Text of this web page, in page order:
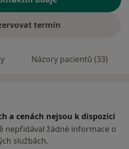
termín
Názory pacientů (33)
a cenách nejsou k dispozici
nepřidával žádné informace o
službách.